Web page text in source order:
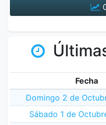
Fecha
Domingo 2 de
Sábado 1 de